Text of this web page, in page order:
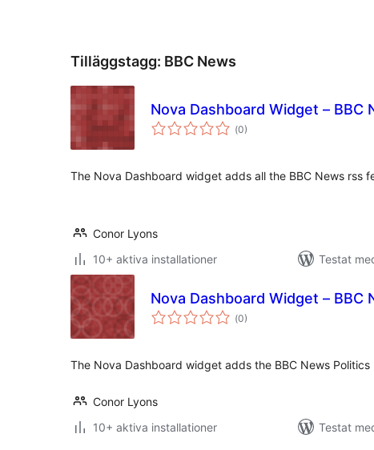
Tilläggstagg: BBC News
Nova Dashboard Widget – BBC
(Totalt
antal
0)
The Nova Dashboard widget adds all the BBC News rss
Conor Lyons
10+ aktiva installationer
Testat
Nova Dashboard Widget – BBC
(Totalt
antal
0)
The Nova Dashboard widget adds the BBC News
Conor Lyons
10+ aktiva installationer
Testat